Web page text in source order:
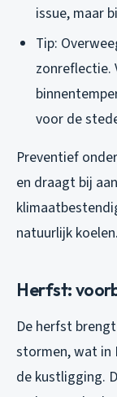
issue, maar
Tip:
zonreflectie.
voor de
Preventief
en draagt bij
natuurlijk koelen.
Herfst:
De herfst
stormen, wat in
de kustligging.